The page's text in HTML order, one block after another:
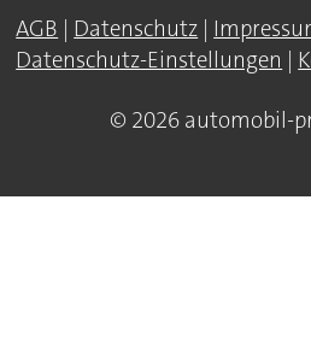
AGB | Datenschutz |
Datenschutz-Einstellungen |
© 2026 automobil-